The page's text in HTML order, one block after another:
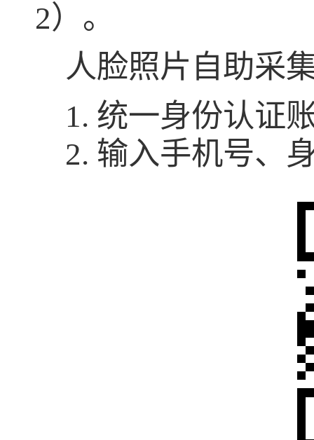
2）。
人脸照片自助采
1. 统一身份认证
2. 输入手机号、